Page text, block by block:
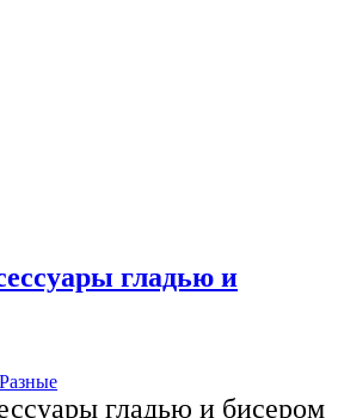
гладью и
Разные
гладью и бисером